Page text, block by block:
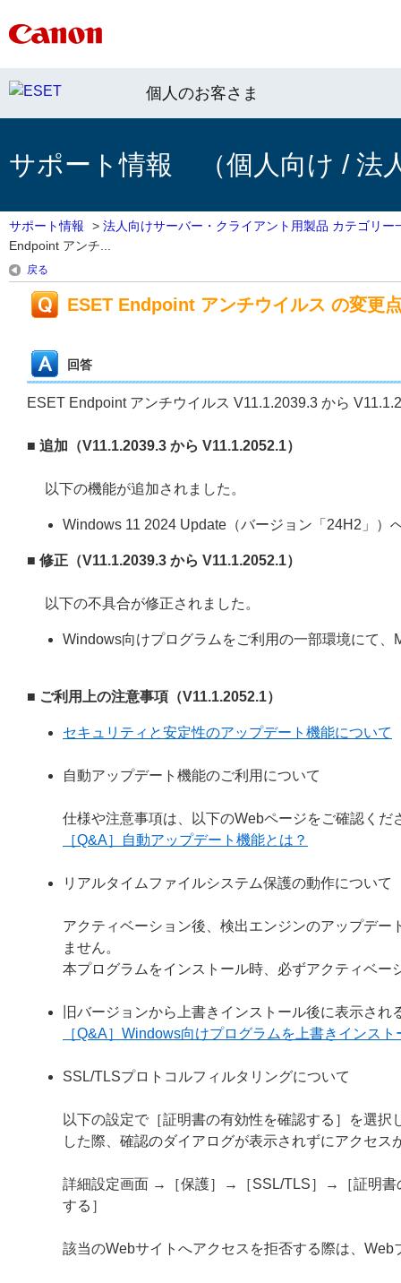
個人のお客さま
サポート情報 （個人向け / 法
サポート情報 > 法人向けサーバー・クライアント用製品 カテゴリー
Endpoint アンチ...
戻る
ESET Endpoint アンチウイルス の変更
回答
ESET Endpoint アンチウイルス V11.1.2039.3 から
■ 追加（V11.1.2039.3 から V11.1.2052.1）
以下の機能が追加されました。
Windows 11 2024 Update（バージョン「24H2」）
■ 修正（V11.1.2039.3 から V11.1.2052.1）
以下の不具合が修正されました。
Windows向けプログラムをご利用の一部環境にて、
■ ご利用上の注意事項（V11.1.2052.1）
セキュリティと安定性のアップデート機能について
自動アップデート機能のご利用について
仕様や注意事項は、以下のWebページをご確認くだ
［Q&A］自動アップデート機能とは？
リアルタイムファイルシステム保護の動作について
アクティベーション後、検出エンジンのアップデ
ません。
本プログラムをインストール時、必ずアクティベ
旧バージョンから上書きインストール後に表示され
［Q&A］Windows向けプログラムを上書きインス
SSL/TLSプロトコルフィルタリングについて
以下の設定で［証明書の有効性を確認する］を選
した際、確認のダイアログが表示されずにアクセス
詳細設定画面 →［保護］→［SSL/TLS］→［証明書
する］
該当のWebサイトへアクセスを拒否する際は、